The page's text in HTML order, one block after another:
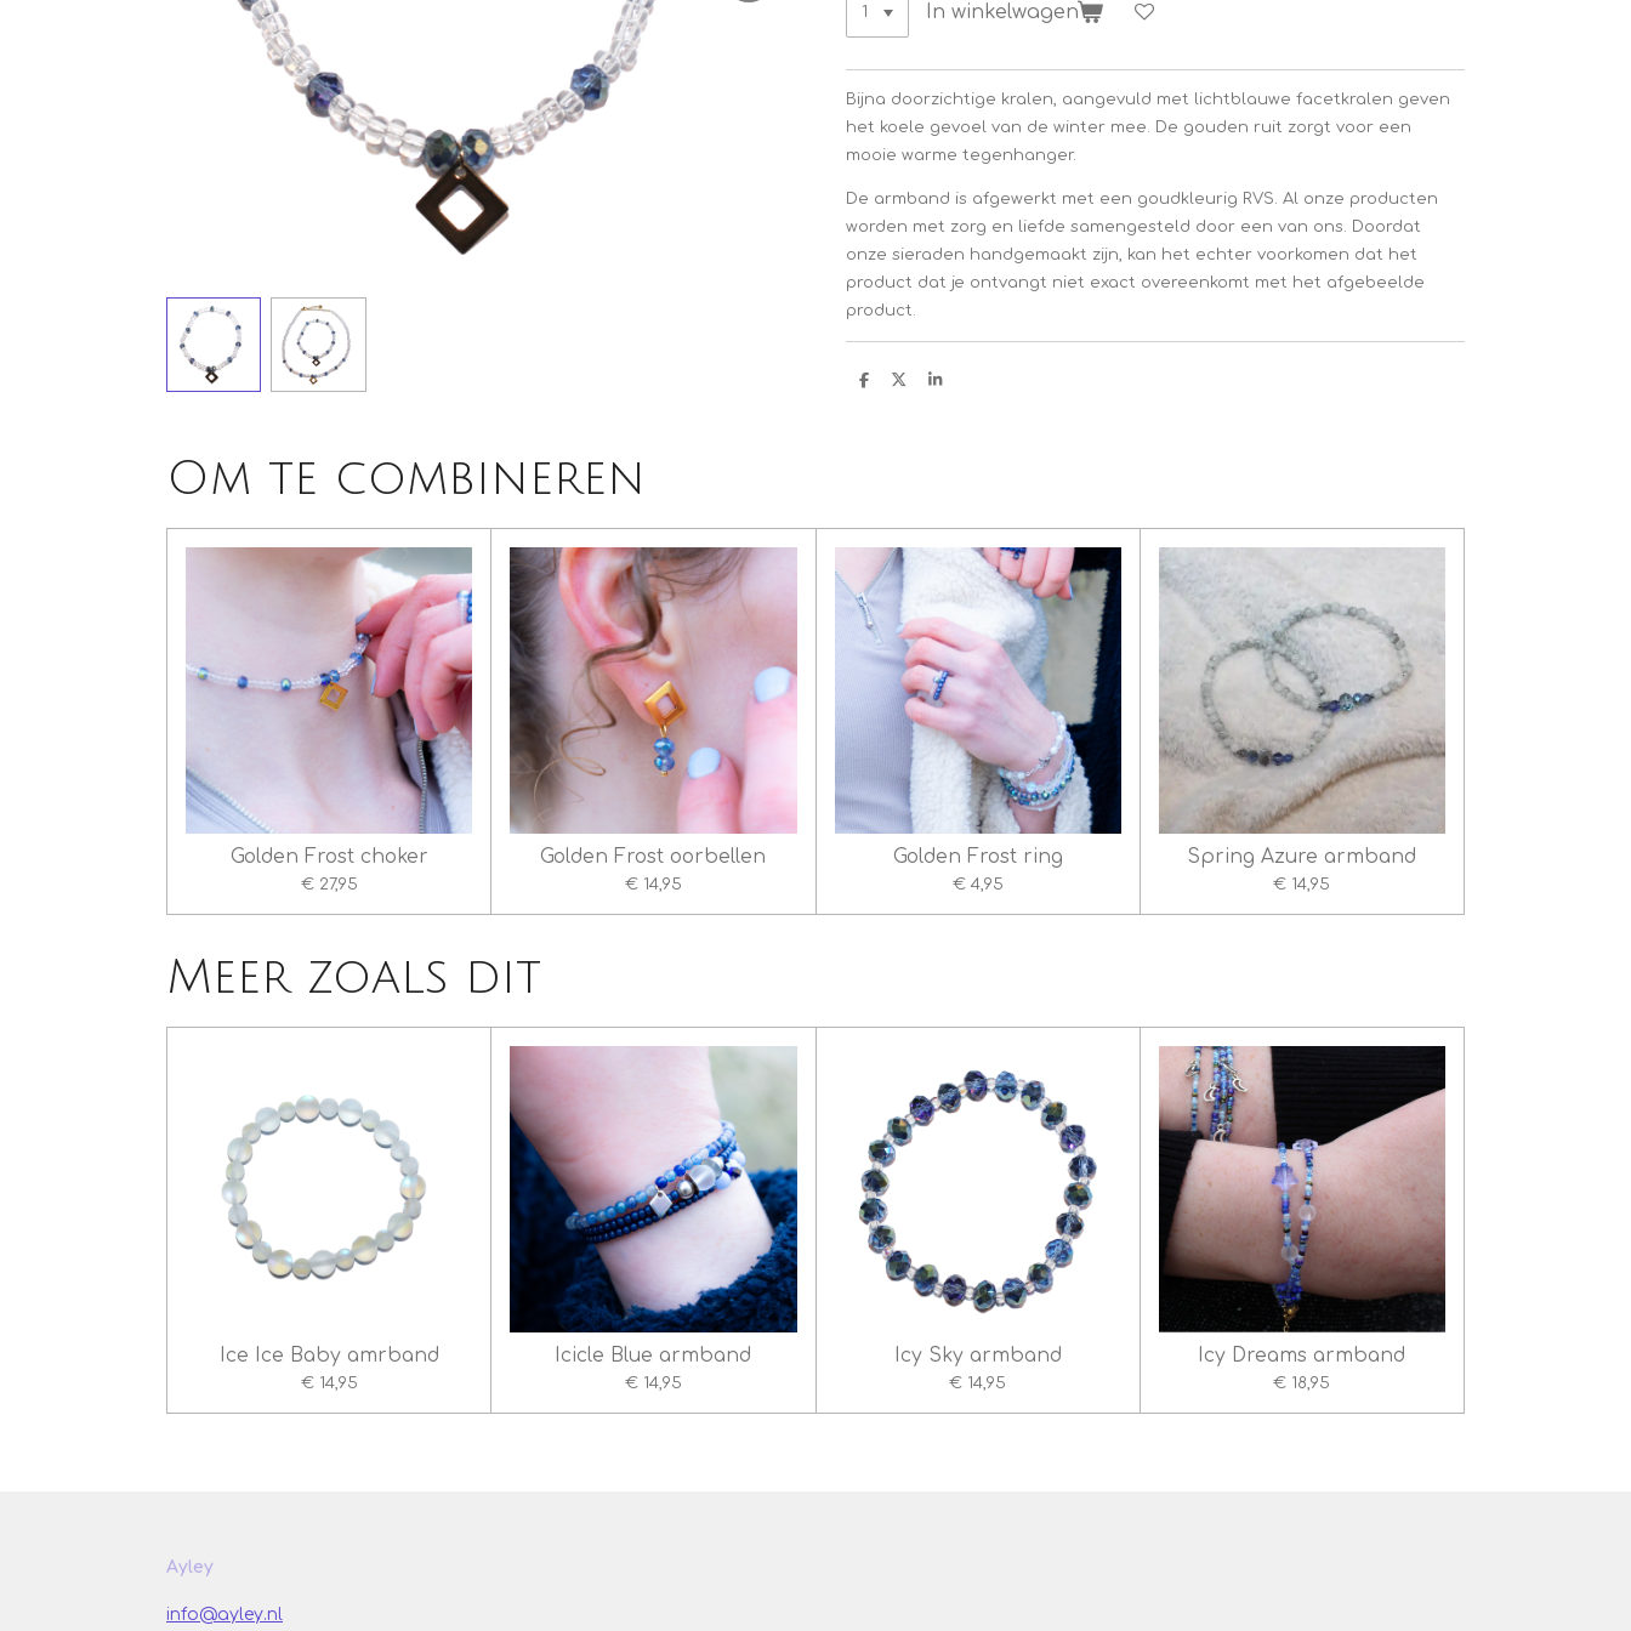
In winkelwagen
Bijna doorzichtige kralen, aangevuld met lichtblauwe facetkralen geven
het koele gevoel van de winter mee. De gouden ruit zorgt voor een
mooie warme tegenhanger.
De armband is afgewerkt met een goudkleurig RVS. Al onze producten
worden met zorg en liefde samengesteld door een van ons. Doordat
onze sieraden handgemaakt zijn, kan het echter voorkomen dat het
product dat je ontvangt niet exact overeenkomt met het afgebeelde
product.
D
D
S
Om te combineren
Golden Frost choker
€ 27,95
Golden Frost oorbellen
€ 14,95
Golden Frost ring
€ 4,95
Spring Azure armband
€ 14,95
Meer zoals dit
Ice Ice Baby amrband
€ 14,95
Icicle Blue armband
€ 14,95
Icy Sky armband
€ 14,95
Icy Dreams armband
€ 18,95
Ayley
info@ayley.nl